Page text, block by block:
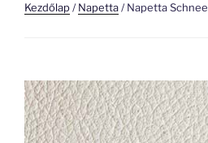
Kezdőlap/Napetta/ Napetta Schnee